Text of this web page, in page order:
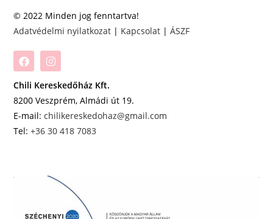
© 2022 Minden jog fenntartva!
Adatvédelmi nyilatkozat | Kapcsolat |ÁSZF
Chili Kereskedőház Kft.
8200 Veszprém, Almádi út 19.
E-mail:chilikereskedohaz@gmail.com
Tel:+36 30 418 7083